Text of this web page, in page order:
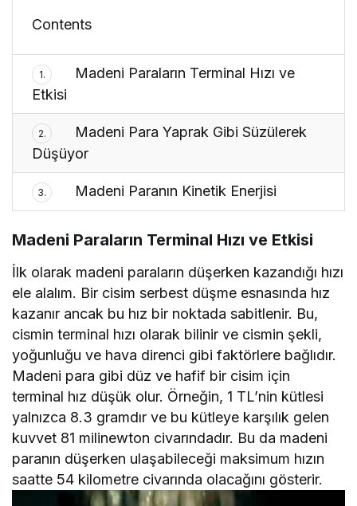
Contents
1.
Madeni Paraların Terminal Hızı ve
Etkisi
2.
Madeni Para Yaprak Gibi Süzülerek
Düşüyor
3. Madeni Paranın Kinetik Enerjisi
Madeni Paraların Terminal Hızı ve Etkisi
İlk olarak madeni paraların düşerken kazandığı hızı
ele alalım. Bir cisim serbest düşme esnasında hız
kazanır ancak bu hız bir noktada sabitlenir. Bu,
cismin terminal hızı olarak bilinir ve cismin şekli,
yoğunluğu ve hava direnci gibi faktörlere bağlıdır.
Madeni para gibi düz ve hafif bir cisim için
terminal hız düşük olur. Örneğin, 1 TL’nin kütlesi
yalnızca 8.3 gramdır ve bu kütleye karşılık gelen
kuvvet 81 milinewton civarındadır. Bu da madeni
paranın düşerken ulaşabileceği maksimum hızın
saatte 54 kilometre civarında olacağını gösterir.